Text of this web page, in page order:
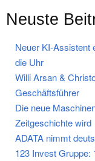
Neuste
Neuer KI-Assistent
die Uhr
Willi Arsan &
Geschäftsführer
Die neue
Zeitgeschichte wird
ADATA nimmt
123 Invest Gruppe: